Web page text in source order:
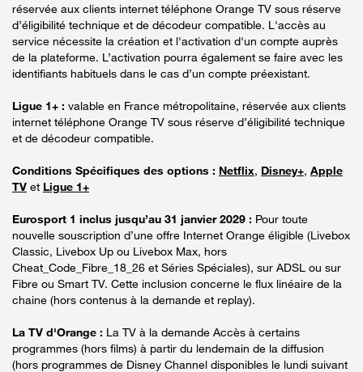
réservée aux clients internet téléphone Orange TV sous réserve
d’éligibilité technique et de décodeur compatible. L'accès au
service nécessite la création et l'activation d'un compte auprès
de la plateforme. L’activation pourra également se faire avec les
identifiants habituels dans le cas d’un compte préexistant.
Ligue 1+ : valable en France métropolitaine, réservée aux clients
internet téléphone Orange TV sous réserve d’éligibilité technique
et de décodeur compatible.
Conditions Spécifiques des options : Netflix, Disney+, Apple
TV et Ligue 1+
Eurosport 1 inclus jusqu’au 31 janvier 2029 : Pour toute
nouvelle souscription d’une offre Internet Orange éligible (Livebox
Classic, Livebox Up ou Livebox Max, hors
Cheat_Code_Fibre_18_26 et Séries Spéciales), sur ADSL ou sur
Fibre ou Smart TV. Cette inclusion concerne le flux linéaire de la
chaine (hors contenus à la demande et replay).
La TV d'Orange : La TV à la demande Accès à certains
programmes (hors films) à partir du lendemain de la diffusion
(hors programmes de Disney Channel disponibles le lundi suivant